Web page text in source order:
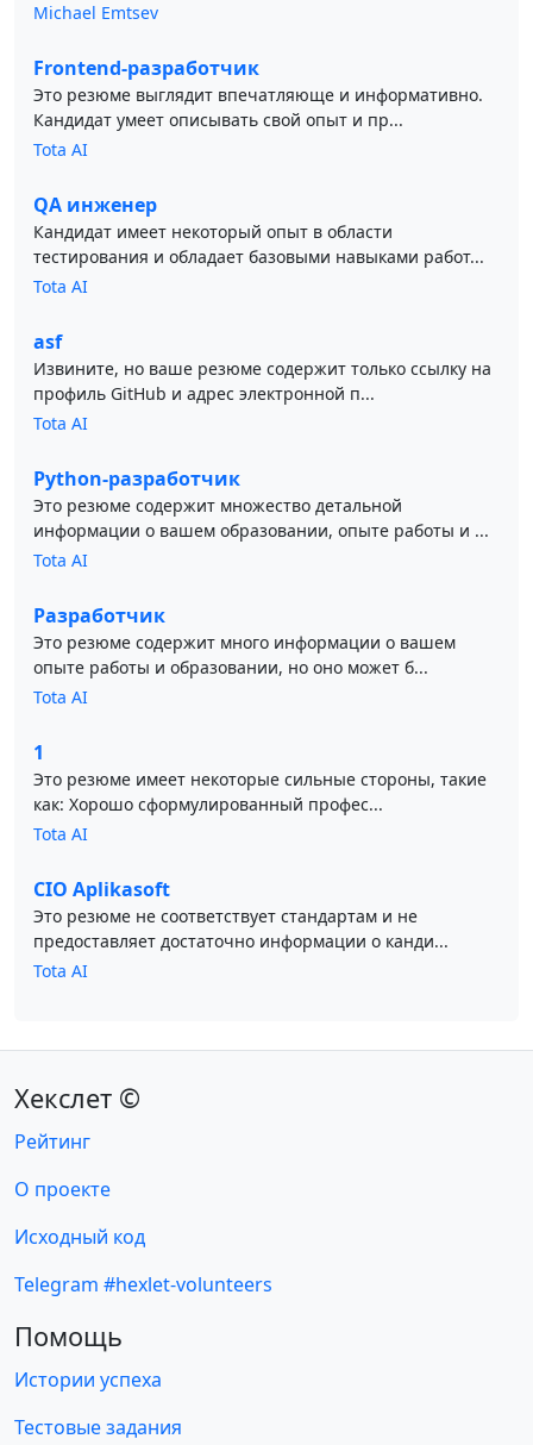
Michael Emtsev
Frontend-разработчик
Это резюме выглядит впечатляюще и информативно.
Кандидат умеет описывать свой опыт и пр...
Tota AI
QA инженер
Кандидат имеет некоторый опыт в области
тестирования и обладает базовыми навыками работ...
Tota AI
asf
Извините, но ваше резюме содержит только ссылку на
профиль GitHub и адрес электронной п...
Tota AI
Python-разработчик
Это резюме содержит множество детальной
информации о вашем образовании, опыте работы и ...
Tota AI
Разработчик
Это резюме содержит много информации о вашем
опыте работы и образовании, но оно может б...
Tota AI
1
Это резюме имеет некоторые сильные стороны, такие
как: Хорошо сформулированный профес...
Tota AI
CIO Aplikasoft
Это резюме не соответствует стандартам и не
предоставляет достаточно информации о канди...
Tota AI
Хекслет ©
Рейтинг
О проекте
Исходный код
Telegram #hexlet-volunteers
Помощь
Истории успеха
Тестовые задания